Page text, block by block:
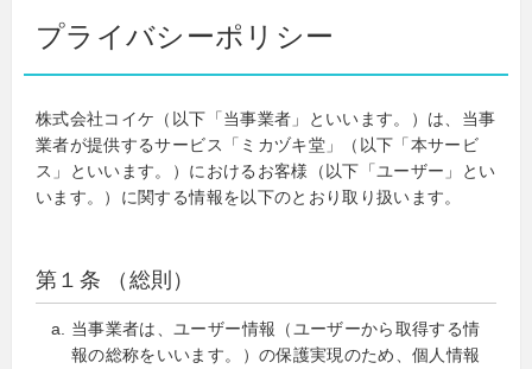
プライバシーポリシー
株式会社コイケ（以下「当事業者」といいます。）は、当事
業者が提供するサービス「ミカヅキ堂」（以下「本サービ
ス」といいます。）におけるお客様（以下「ユーザー」とい
います。）に関する情報を以下のとおり取り扱います。
第１条 （総則）
当事業者は、ユーザー情報（ユーザーから取得する情
報の総称をいいます。）の保護実現のため、個人情報